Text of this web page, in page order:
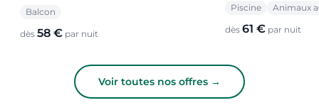
Balcon
dès 58 € par nuit
Piscine Animaux
dès 61 € par nuit
Voir toutes nos offres →